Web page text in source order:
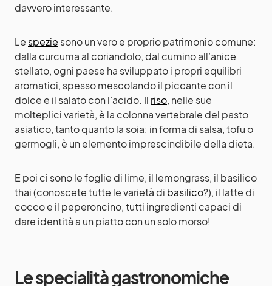
davvero interessante.
Lespezie sono un vero e proprio patrimonio comune:
dalla curcuma al coriandolo, dal cumino all’anice
stellato, ogni paese ha sviluppato i propri equilibri
aromatici, spesso mescolando il piccante con il
dolce e il salato con l’acido. Il riso, nelle sue
molteplici varietà, è la colonna vertebrale del pasto
asiatico, tanto quanto la soia: in forma di salsa, tofu o
germogli, è un elemento imprescindibile della dieta.
E poi ci sono le foglie di lime, il lemongrass, il basilico
thai (conoscete tutte le varietà di basilico?), il latte di
cocco e il peperoncino, tutti ingredienti capaci di
dare identità a un piatto con un solo morso!
Le specialità gastronomiche